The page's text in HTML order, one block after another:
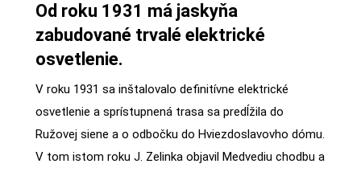
Od roku 1931 má jaskyňa
zabudované trvalé elektrické
osvetlenie.
V roku 1931 sa inštalovalo definitívne elektrické
osvetlenie a sprístupnená trasa sa predĺžila do
Ružovej siene a o odbočku do Hviezdoslavovho dómu.
V tom istom roku J. Zelinka objavil Medvediu chodbu a